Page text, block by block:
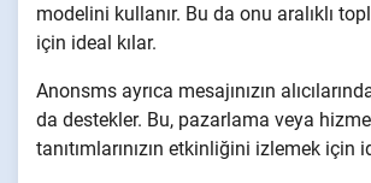
modelini kullanır. Bu da onu aralıklı
için ideal kılar.
Anonsms ayrıca mesajınızın
da destekler. Bu, pazarlama veya
tanıtımlarınızın etkinliğini izlemek için